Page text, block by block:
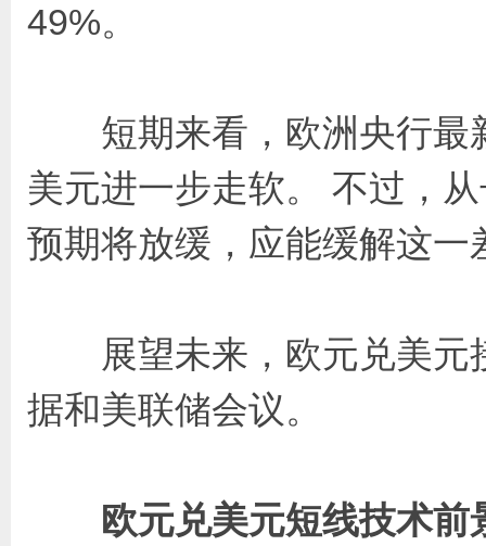
49%。
短期来看，欧洲央行最
美元进一步走软。 不过，
预期将放缓，应能缓解这
展望未来，欧元兑美元
据和美联储会议。
欧元兑美元短线技术前